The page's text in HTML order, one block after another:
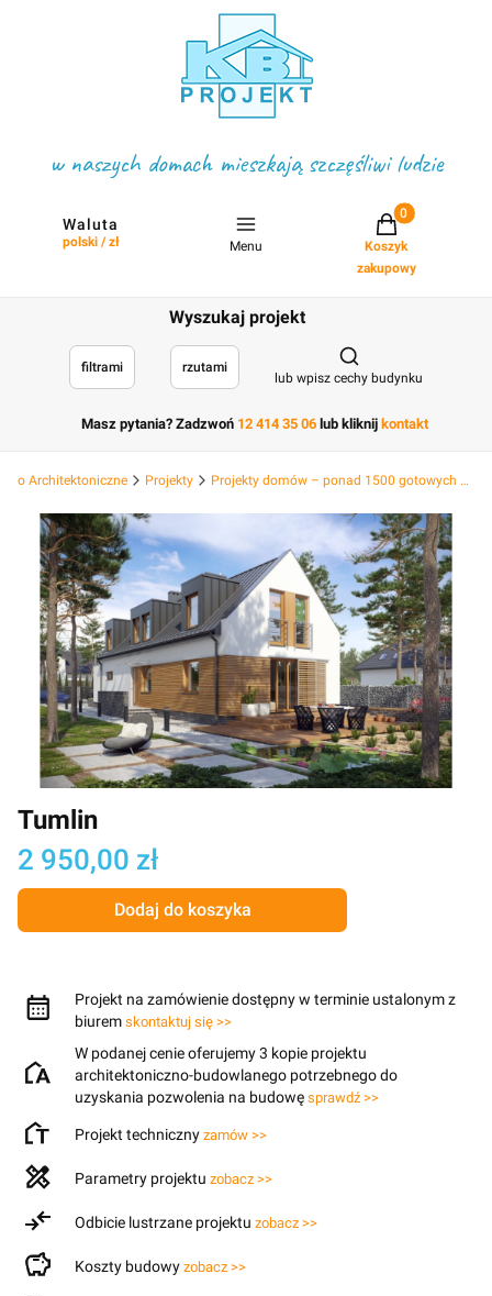
w naszych domach mieszkają szczęśliwi ludzie
Waluta
polski / zł Menu
Projekty w
Koszyk
zakupowy
Wyszukaj projekt
filtrami rzutami
Otwórz
lub wpisz cechy budynku
Masz pytania? Zadzwoń 12 414 35 06 lub kliknij kontakt
Architektoniczne Projekty Projekty domów – ponad 1500 gotowych projektów
Tumlin
Cena
2 950,00 zł
Dodaj do koszyka
Projekt na zamówienie dostępny w terminie ustalonym z
biurem skontaktuj się >>
W podanej cenie oferujemy 3 kopie projektu
architektoniczno-budowlanego potrzebnego do
uzyskania pozwolenia na budowę sprawdź >>
Projekt techniczny zamów >>
Parametry projektu zobacz >>
Odbicie lustrzane projektu zobacz >>
Koszty budowy zobacz >>